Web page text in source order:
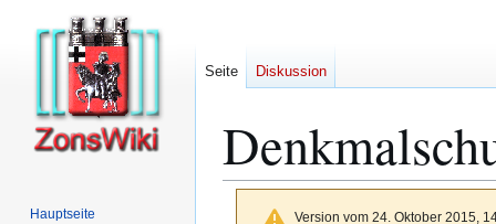
Version vom 24. Oktober 2015,
Seite Diskussion
Hauptseite